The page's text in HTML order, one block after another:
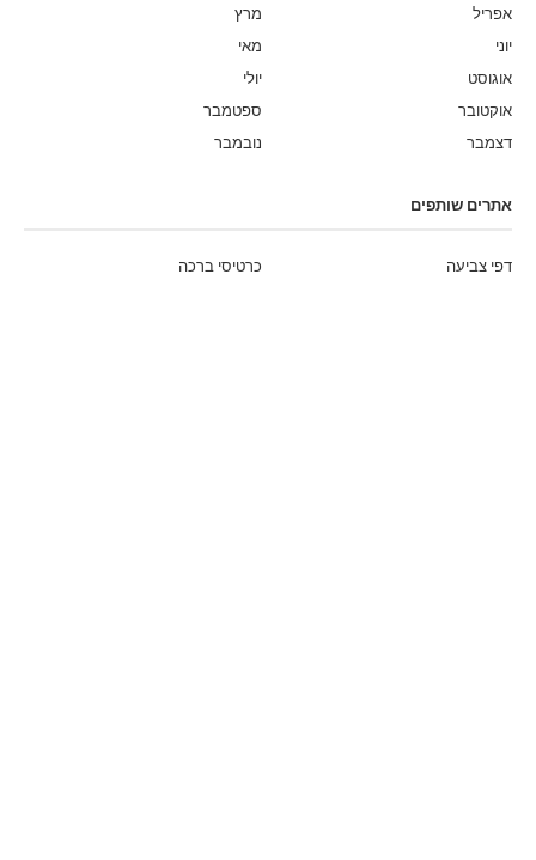
מרץ
אפריל
מאי
יוני
יולי
אוגוסט
ספטמבר
אוקטובר
נובמבר
דצמבר
אתרים שותפים
כרטיסי ברכה דפי צביעה